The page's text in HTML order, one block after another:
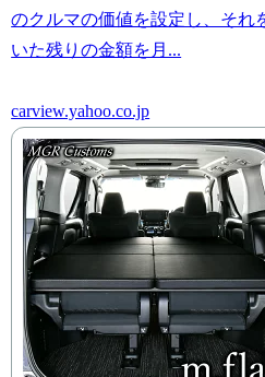
のクルマの価値を設定し、それ
いた残りの金額を月...
carview.yahoo.co.jp